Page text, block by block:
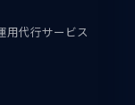
用代行サービス